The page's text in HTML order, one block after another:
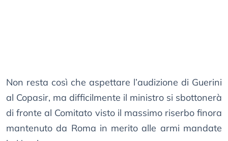
Non resta così che aspettare l’audizione di Guerini
al Copasir, ma difficilmente il ministro si sbottonerà
di fronte al Comitato visto il massimo riserbo finora
mantenuto da Roma in merito alle armi mandate